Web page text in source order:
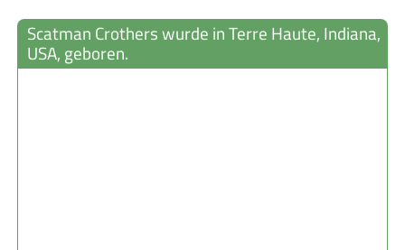
Scatman Crothers wurde in Terre Haute, Indiana,
USA, geboren.